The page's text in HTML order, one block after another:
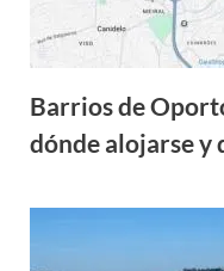
Barrios de
dónde alojarse y